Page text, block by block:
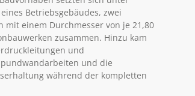
Betriebsgebäudes, zwei
mit einem Durchmesser von je 21,80
zusammen. Hinzu kam
und
und die
während der kompletten